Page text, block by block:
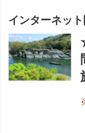
インターネッ